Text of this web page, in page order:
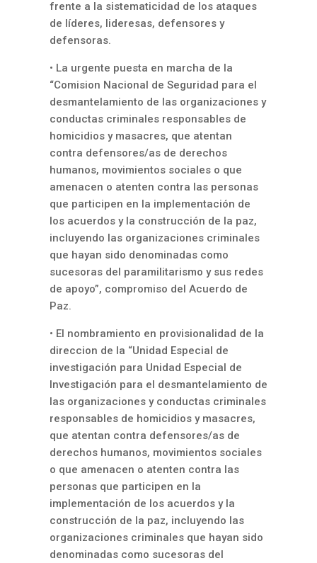
frente a la sistematicidad de los ataques
de líderes, lideresas, defensores y
defensoras.
• La urgente puesta en marcha de la
“Comision Nacional de Seguridad para el
desmantelamiento de las organizaciones y
conductas criminales responsables de
homicidios y masacres, que atentan
contra defensores/as de derechos
humanos, movimientos sociales o que
amenacen o atenten contra las personas
que participen en la implementación de
los acuerdos y la construcción de la paz,
incluyendo las organizaciones criminales
que hayan sido denominadas como
sucesoras del paramilitarismo y sus redes
de apoyo”, compromiso del Acuerdo de
Paz.
• El nombramiento en provisionalidad de la
direccion de la “Unidad Especial de
investigación para Unidad Especial de
Investigación para el desmantelamiento de
las organizaciones y conductas criminales
responsables de homicidios y masacres,
que atentan contra defensores/as de
derechos humanos, movimientos sociales
o que amenacen o atenten contra las
personas que participen en la
implementación de los acuerdos y la
construcción de la paz, incluyendo las
organizaciones criminales que hayan sido
denominadas como sucesoras del